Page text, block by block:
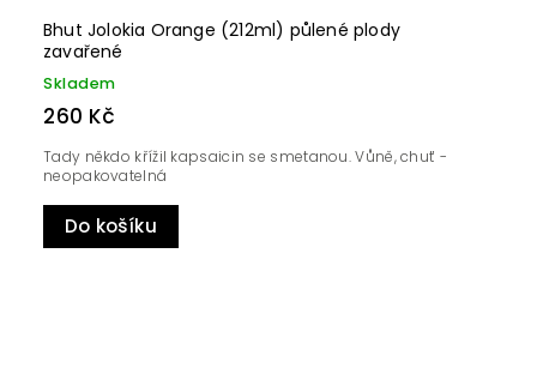
Bhut Jolokia Orange (212ml) půlené plody
zavařené
Skladem
260 Kč
Do košíku
Tady někdo křížil kapsaicin se smetanou. Vůně, chuť -
neopakovatelná